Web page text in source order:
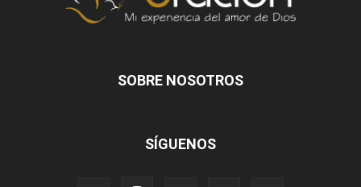
SOBRE NOSOTROS
SÍGUENOS